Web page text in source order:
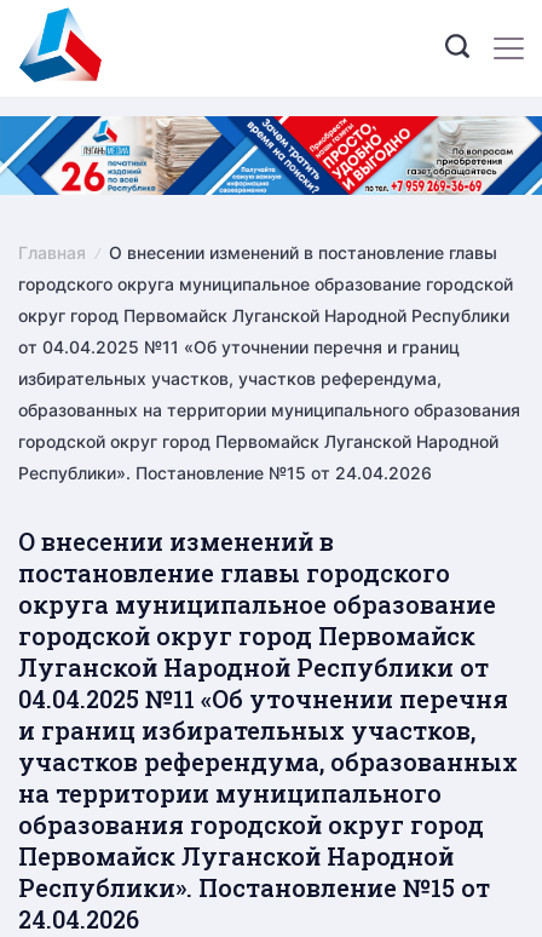
content
Главная
О внесении изменений в постановление главы
городского округа муниципальное образование городской
округ город Первомайск Луганской Народной Республики
от 04.04.2025 №11 «Об уточнении перечня и границ
избирательных участков, участков референдума,
образованных на территории муниципального образования
городской округ город Первомайск Луганской Народной
Республики». Постановление №15 от 24.04.2026
О внесении изменений в
постановление главы городского
округа муниципальное образование
городской округ город Первомайск
Луганской Народной Республики от
04.04.2025 №11 «Об уточнении перечня
и границ избирательных участков,
участков референдума, образованных
на территории муниципального
образования городской округ город
Первомайск Луганской Народной
Республики». Постановление №15 от
24.04.2026